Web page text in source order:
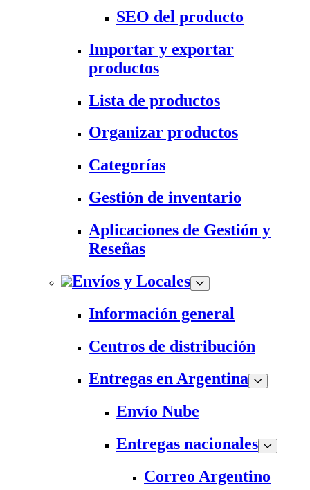
SEO del producto
Importar y exportar
productos
Lista de productos
Organizar productos
Categorías
Gestión de inventario
Aplicaciones de Gestión y
Reseñas
Envíos y Locales
Información general
Centros de distribución
Entregas en Argentina
Envío Nube
Entregas nacionales
Correo Argentino